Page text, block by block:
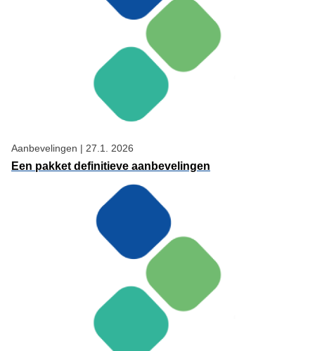
Aanbevelingen | 27.1. 2026
Een pakket definitieve aanbevelingen